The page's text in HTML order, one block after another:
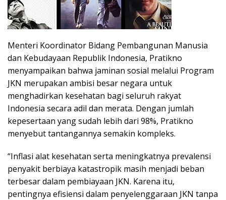
Menteri Koordinator Bidang Pembangunan Manusia
dan Kebudayaan Republik Indonesia, Pratikno
menyampaikan bahwa jaminan sosial melalui Program
JKN merupakan ambisi besar negara untuk
menghadirkan kesehatan bagi seluruh rakyat
Indonesia secara adil dan merata. Dengan jumlah
kepesertaan yang sudah lebih dari 98%, Pratikno
menyebut tantangannya semakin kompleks.
“Inflasi alat kesehatan serta meningkatnya prevalensi
penyakit berbiaya katastropik masih menjadi beban
terbesar dalam pembiayaan JKN. Karena itu,
pentingnya efisiensi dalam penyelenggaraan JKN tanpa